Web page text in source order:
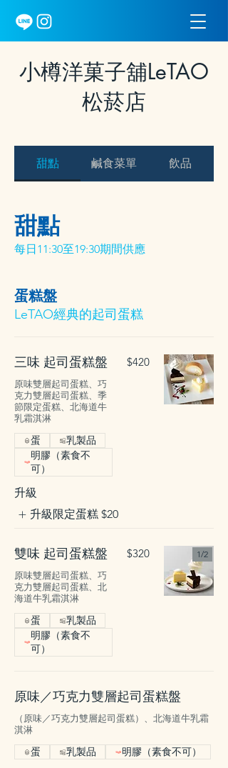
小樽洋菓子舖LeTAO
松菸店
甜點 鹹食菜單 飲品
甜點
每日11:30至19:30期間供應
蛋糕盤
LeTAO經典的起司蛋糕
三味 起司蛋糕盤
原味雙層起司蛋糕、巧
克力雙層起司蛋糕、季
節限定蛋糕、北海道牛
乳霜淇淋
$420
蛋
乳製品
明膠（素食不
可）
升級
升級限定蛋糕 $20
雙味 起司蛋糕盤
原味雙層起司蛋糕、巧
克力雙層起司蛋糕、北
海道牛乳霜淇淋
$320
蛋
乳製品
明膠（素食不
可）
1/2
原味／巧克力雙層起司蛋糕盤
（原味／巧克力雙層起司蛋糕）、北海道牛乳霜
淇淋
蛋 乳製品 明膠（素食不可）